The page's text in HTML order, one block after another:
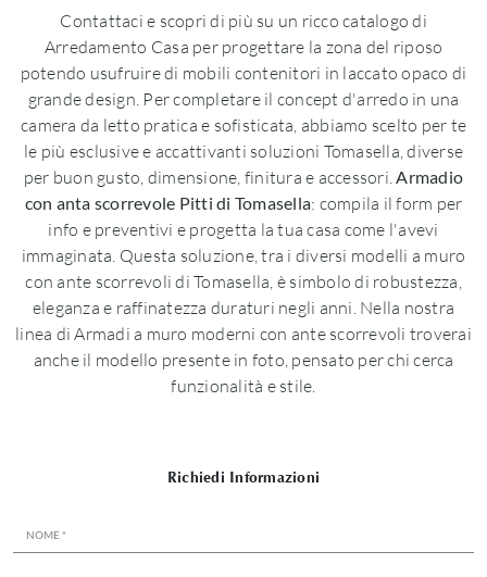
Contattaci e scopri di più su un ricco catalogo di
Arredamento Casa per progettare la zona del riposo
potendo usufruire di mobili contenitori in laccato opaco di
grande design. Per completare il concept d'arredo in una
camera da letto pratica e sofisticata, abbiamo scelto per te
le più esclusive e accattivanti soluzioni Tomasella, diverse
per buon gusto, dimensione, finitura e accessori.Armadio
con anta scorrevole Pitti di Tomasella: compila il form per
info e preventivi e progetta la tua casa come l'avevi
immaginata. Questa soluzione, tra i diversi modelli a muro
con ante scorrevoli di Tomasella, è simbolo di robustezza,
eleganza e raffinatezza duraturi negli anni. Nella nostra
linea di Armadi a muro moderni con ante scorrevoli troverai
anche il modello presente in foto, pensato per chi cerca
funzionalità e stile.
Richiedi Informazioni